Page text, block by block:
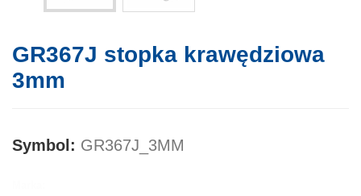
GR367J stopka krawędziowa
3mm
Symbol: GR367J_3MM